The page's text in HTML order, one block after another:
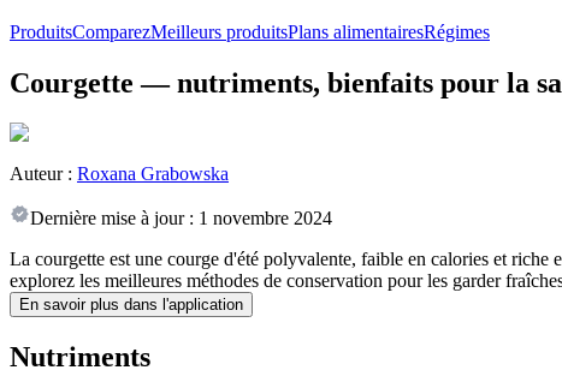
ProduitsComparezMeilleurs produitsPlans alimentairesRégimes
Courgette — nutriments, bienfaits pour la
Auteur : Roxana Grabowska
Dernière mise à jour : 1 novembre 2024
La courgette est une courge d'été polyvalente, faible en calories et
explorez les meilleures méthodes de conservation pour les garder
En savoir plus dans l'application
Nutriments